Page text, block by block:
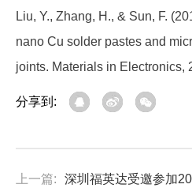
Liu, Y., Zhang, H., & Sun, F.
nano Cu solder pastes and
joints. Materials in Electronics,
分享到:
上一篇: